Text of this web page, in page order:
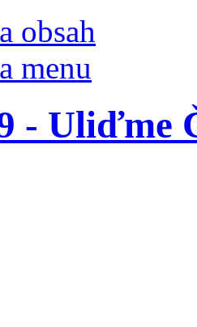
obsah
menu
- Uliďme